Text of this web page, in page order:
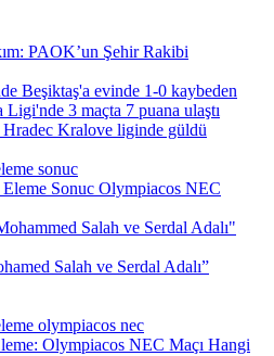
PAOK’un Şehir Rakibi
Hradec Kralove liginde güldü
Sonuc Olympiacos NEC
Salah ve Serdal Adalı”
Olympiacos NEC Maçı Hangi